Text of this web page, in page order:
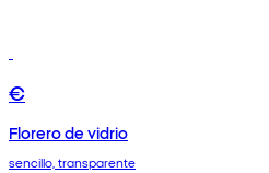
€
Florero de vidrio
sencillo, transparente